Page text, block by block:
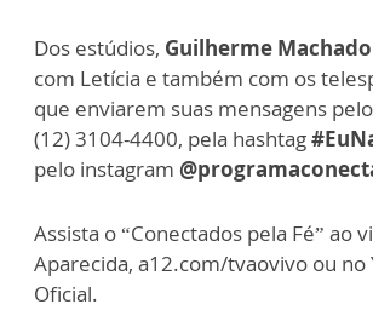
Dos estúdios, Guilherme Machado
com Letícia e também com os
que enviarem suas mensagens
(12) 3104-4400, pela hashtag
pelo instagram
Assista o “Conectados pela Fé” ao
Aparecida, a12.com/tvaovivo ou no
Oficial.